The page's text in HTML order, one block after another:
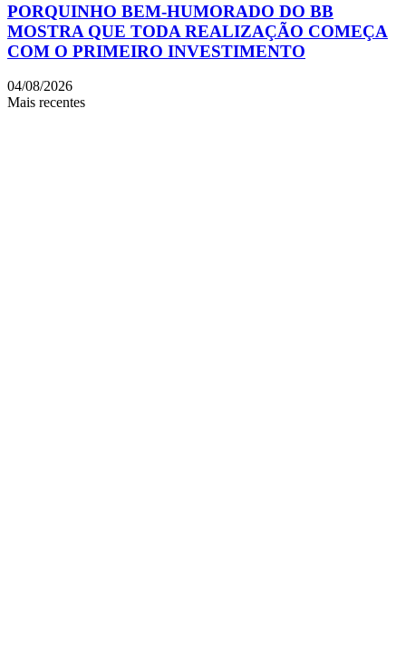
PORQUINHO BEM-HUMORADO DO BB
MOSTRA QUE TODA REALIZAÇÃO COMEÇA
COM O PRIMEIRO INVESTIMENTO
04/08/2026
Mais recentes